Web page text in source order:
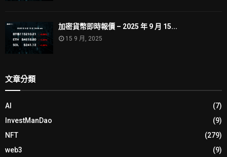
加密貨幣即時報價 – 2025 年 9 月 15...
15 9 月, 2025
文章分類
AI
(7)
InvestManDao
(9)
NFT
(279)
web3
(9)